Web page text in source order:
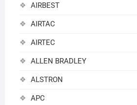
AIRBEST
AIRTAC
AIRTEC
ALLEN BRADLEY
ALSTRON
APC